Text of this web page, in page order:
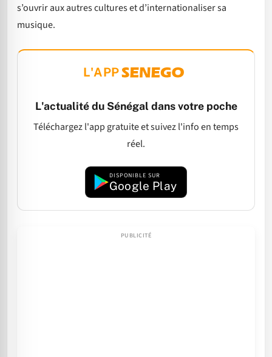
s’ouvrir aux autres cultures et d’internationaliser sa
musique.
L'APP
L'actualité du Sénégal dans votre poche
Téléchargez l'app gratuite et suivez l'info en temps
réel.
DISPONIBLE SUR
Google Play